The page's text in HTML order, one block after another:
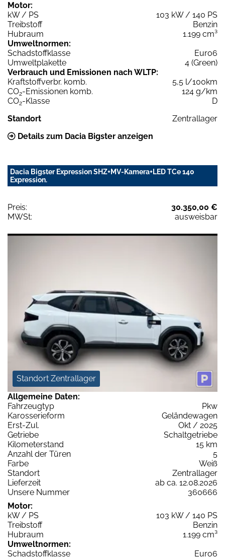
Motor:
kW / PS
103 kW / 140 PS
Treibstoff
Benzin
Hubraum
1.199 cm³
Umweltnormen:
Schadstoffklasse
Euro6
Umweltplakette
4 (Green)
Verbrauch und Emissionen nach WLTP:
Kraftstoffverbr. komb.
5,5 l/100km
CO2-Emissionen komb.
124 g/km
CO2-Klasse
D
Standort
Zentrallager
Details zum Dacia Bigster anzeigen
Dacia Bigster Expression SHZ+MV-Kamera+LED TCe 140
Expression.
Preis:
30.350,00 €
MWSt:
ausweisbar
Standort Zentrallager
Allgemeine Daten:
Fahrzeugtyp
Pkw
Karosserieform
Geländewagen
Erst-Zul.
Okt / 2025
Getriebe
Schaltgetriebe
Kilometerstand
15 km
Anzahl der Türen
5
Farbe
Weiß
Standort
Zentrallager
Lieferzeit
ab ca. 12.08.2026
Unsere Nummer
360666
Motor:
kW / PS
103 kW / 140 PS
Treibstoff
Benzin
Hubraum
1.199 cm³
Umweltnormen:
Schadstoffklasse
Euro6